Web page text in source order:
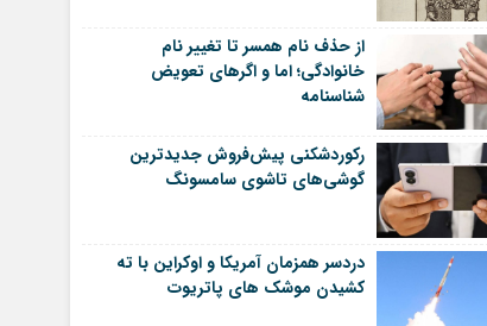
از حذف نام همسر تا تغییر نام
خانوادگی؛ اما و اگرهای تعویض
شناسنامه
رکوردشکنی پیش‌فروش جدیدترین
گوشی‌های تاشوی سامسونگ
دردسر همزمان آمریکا و اوکراین با ته
کشیدن موشک های پاتریوت